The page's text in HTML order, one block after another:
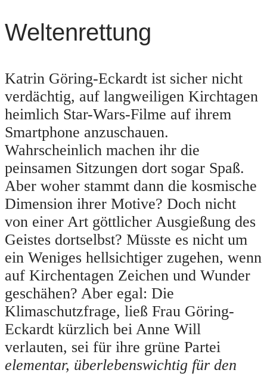
Weltenrettung
Katrin Göring-Eckardt ist sicher nicht
verdächtig, auf langweiligen Kirchtagen
heimlich Star-Wars-Filme auf ihrem
Smartphone anzuschauen.
Wahrscheinlich machen ihr die
peinsamen Sitzungen dort sogar Spaß.
Aber woher stammt dann die kosmische
Dimension ihrer Motive? Doch nicht
von einer Art göttlicher Ausgießung des
Geistes dortselbst? Müsste es nicht um
ein Weniges hellsichtiger zugehen, wenn
auf Kirchentagen Zeichen und Wunder
geschähen? Aber egal: Die
Klimaschutzfrage, ließ Frau Göring-
Eckardt kürzlich bei Anne Will
verlauten, sei für ihre grüne Partei
elementar, überlebenswichtig für den